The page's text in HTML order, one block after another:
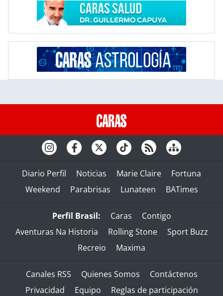
Diario Perfil Noticias Marie Claire
Fortuna
Weekend
Parabrisas Lunateen BATimes
Perfil Brasil: Caras
Contigo
Aventuras Na Historia
Rolling Stone
Sport Buzz
Recreio
Maxima
Canales RSS Quienes Somos
Contáctenos
Privacidad
Equipo Reglas de participación